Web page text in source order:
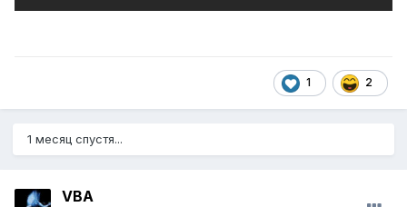
1 2
1 месяц спустя...
VBA